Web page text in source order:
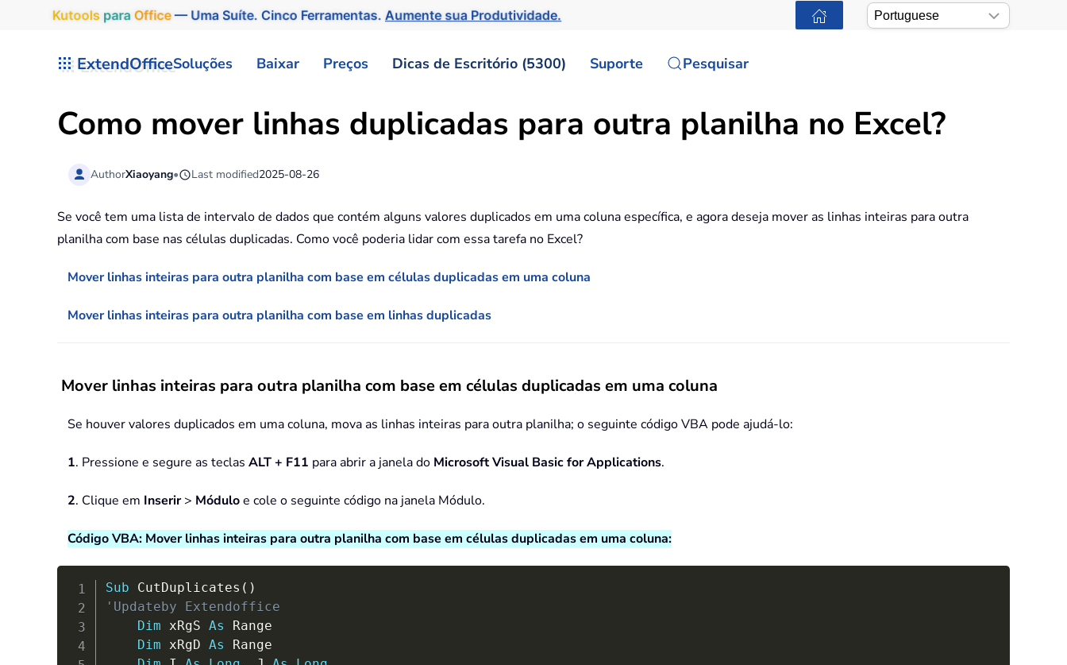
Kutools para Office— Uma Suíte. Cinco Ferramentas.Aumente sua Produtividade.
ExtendOfficeSoluções Baixar Preços Dicas de Escritório (5300) Suporte Pesquisar
Como mover linhas duplicadas para outra planilha no Excel?
AuthorXiaoyang• Last modified2025-08-26
Se você tem uma lista de intervalo de dados que contém alguns valores duplicados em uma coluna específica, e agora deseja mover as linhas inteiras para outra
planilha com base nas células duplicadas. Como você poderia lidar com essa tarefa no Excel?
Mover linhas inteiras para outra planilha com base em células duplicadas em uma coluna
Mover linhas inteiras para outra planilha com base em linhas duplicadas
Mover linhas inteiras para outra planilha com base em células duplicadas em uma coluna
Se houver valores duplicados em uma coluna, mova as linhas inteiras para outra planilha; o seguinte código VBA pode ajudá-lo:
1. Pressione e segure as teclas ALT + F11 para abrir a janela do Microsoft Visual Basic for Applications.
2. Clique em Inserir> Móduloe cole o seguinte código na janela Módulo.
Código VBA: Mover linhas inteiras para outra planilha com base em células duplicadas em uma coluna:
Sub CutDuplicates ( )
'Updateby Extendoffice
Dim xRgS As Range
Dim xRgD As Range